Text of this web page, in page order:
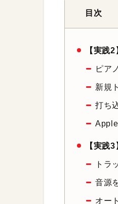
目次
【実践
ピア
新規
打ち
【実践
トラ
音源
オー